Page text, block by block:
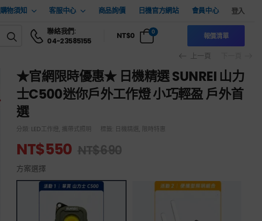
購物須知 客服中心 商品詢價 日機官方網站 會員中心 登入
聯絡我們:
04-23585155
NT$0 0 報價清單
上一頁
★官網限時優惠★ 日機精選 SUNREI 山力
士C500迷你戶外工作燈 小巧輕盈 戶外首
選
分類: LED工作燈, 攜帶式照明 標籤: 日機精選, 限時特惠
NT$550 NT$690
方案選擇